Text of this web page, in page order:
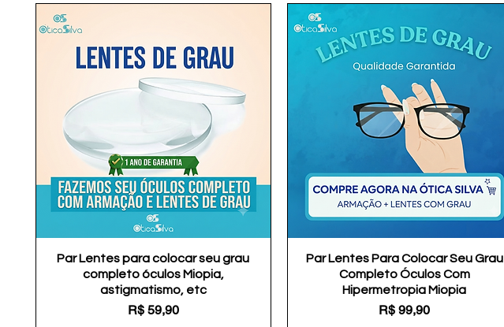
Visualização rápida
Par Lentes para colocar seu grau
completo óculos Miopia,
astigmatismo, etc
Preço
R$ 59,90
Visualização rápida
Par Lentes Para Colocar Seu Grau
Completo Óculos Com
Hipermetropia Miopia
Preço
R$ 99,90